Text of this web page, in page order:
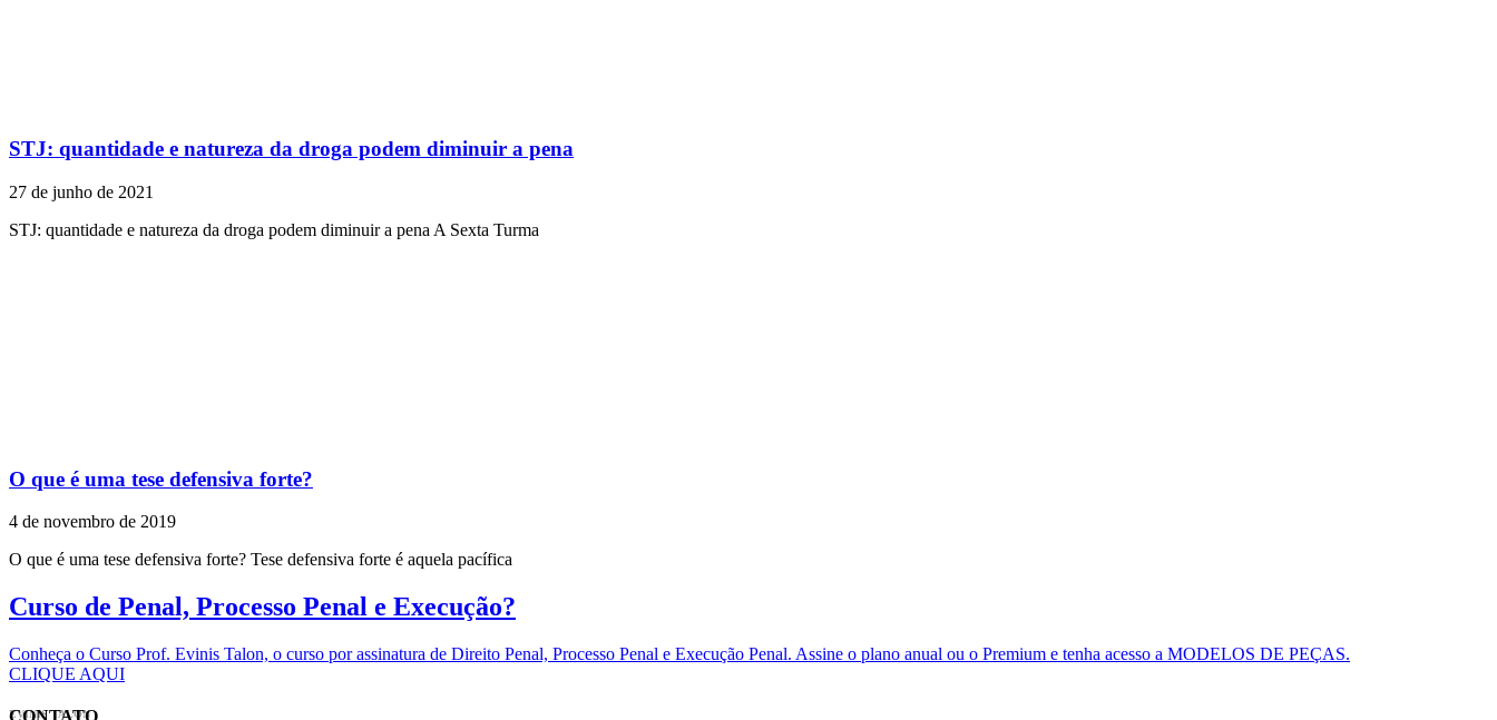
STJ: quantidade e natureza da droga podem diminuir a pena
27 de junho de 2021
STJ: quantidade e natureza da droga podem diminuir a pena A Sexta Turma
O que é uma tese defensiva forte?
4 de novembro de 2019
O que é uma tese defensiva forte? Tese defensiva forte é aquela pacífica
Curso de Penal, Processo Penal e Execução?
Conheça o Curso Prof. Evinis Talon, o curso por assinatura de Direito Penal, Processo Penal e Execução Penal. Assine o plano anual ou o Premium e tenha acesso a MODELOS DE PEÇAS.
CLIQUE AQUI
EVINIS TALON